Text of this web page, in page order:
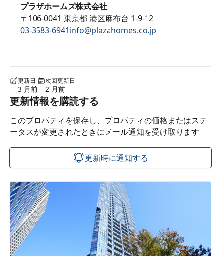
プラザホームズ株式会社
〒106-0041 東京都 港区麻布台 1-9-12
03-3583-6941info@plazahomes.co.jp
更新日
3 月前
次回更新日
2 月前
更新情報を購読する
このプロパティを保存し、プロパティの価格またはステ
ータスが変更されたときにメール通知を受け取ります
更新時に通知する